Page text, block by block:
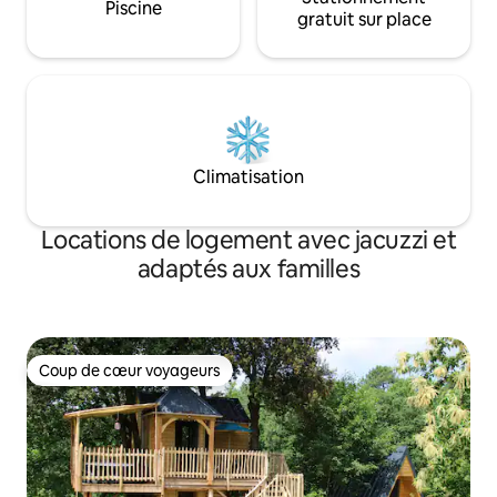
Piscine
gratuit sur place
Climatisation
Locations de logement avec jacuzzi et
adaptés aux familles
Coup de cœur voyageurs
Coup de cœur voyageurs